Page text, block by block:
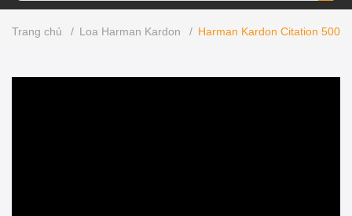
Trang chủ / Loa Harman Kardon / Harman Kardon Citation 500